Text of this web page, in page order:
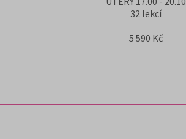
32 lekcí
5 590 Kč